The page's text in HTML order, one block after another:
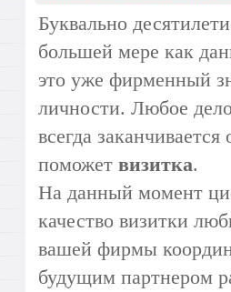
Буквально
большей мере как
это уже фирменный
личности. Любое
всегда
поможет визитка.
На данный момент
качество визитки
вашей фирмы
будущим партнером